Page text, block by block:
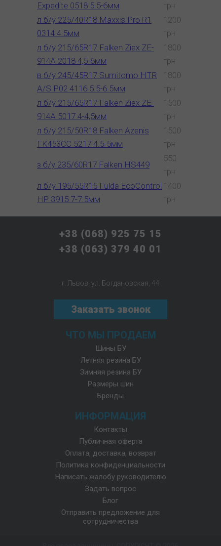
Expedite 0518 5.5-6мм
грн
л б/у 225/40R18 Maxxis Pro R1
0314 4.5мм
1200
грн
л б/у 215/65R17 Falken Ziex ZE-
914A 2018 4,5-6мм
1800
грн
в б/у 245/45R17 Sumitomo HTR
A/S P02 4116 5.5-6.5мм
1800
грн
л б/у 215/65R17 Falken Ziex ZE-
914A 5017 4-4,5мм
1500
грн
л б/у 215/50R18 Falken Azenis
FK453CC 5217 4.5-5мм
1500
грн
з б/у 235/60R17 Falken HS449
550
грн
л б/у 195/55R15 Fulda EcoControl
HP 3915 7-7.5мм
1400
грн
+38 (068) 925 75 15
+38 (063) 379 40 01
г. Львов, ул. Богдановская, 44
Заказать звонок
ЧТО МЫ ПРОДАЕМ
Шины БУ
Летняя резина БУ
Зимняя резина БУ
Размеры шин
Бренды
ИНФОРМАЦИЯ
Контакты
Публичная оферта
Оплата, доставка, возврат
Политика конфиденциальности
Написать жалобу руководителю
Задать вопрос
Блог
Отправить предложение для
сотрудничества